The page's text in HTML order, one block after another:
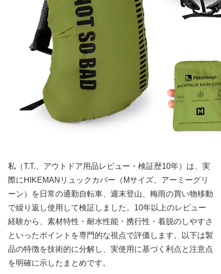
私（T.T.、アウトドア用品レビュー・検証歴10年）は、実
際にHIKEMANリュックカバー（Mサイズ、アーミーグリ
ーン）を日常の通勤自転車、週末登山、梅雨の買い物移動
で繰り返し使用して検証しました。10年以上のレビュー
経験から、素材特性・耐水性能・携行性・着脱のしやすさ
といったポイントを専門的な視点で評価します。以下は製
品の特徴を技術的に分解し、実使用に基づく利点と注意点
を明確に示したまとめです。